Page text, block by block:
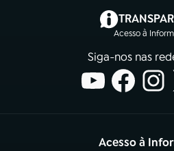
Acesso à
Siga-nos nas
Acesso à